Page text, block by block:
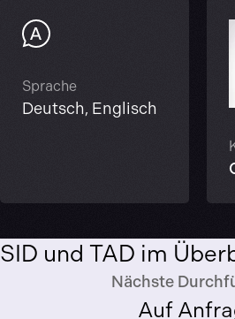
Sprache
Deutsch, Englisch
SID und TAD im
Nächste
Auf